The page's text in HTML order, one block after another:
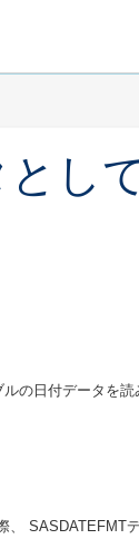
し
の日付データを読